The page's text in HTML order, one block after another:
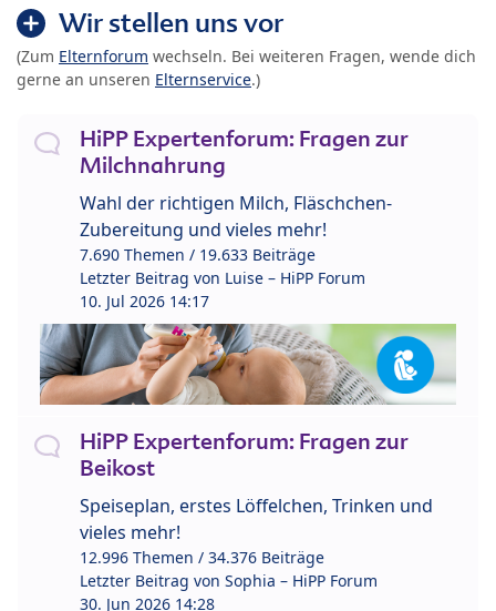
Wir stellen uns vor
(Zum Elternforum wechseln. Bei weiteren Fragen, wende dich
gerne an unseren Elternservice.)
HiPP Expertenforum: Fragen zur
Milchnahrung
Wahl der richtigen Milch, Fläschchen-
Zubereitung und vieles mehr!
7.690 Themen / 19.633 Beiträge
Letzter Beitrag von Luise – HiPP Forum
10. Jul 2026 14:17
HiPP Expertenforum: Fragen zur
Beikost
Speiseplan, erstes Löffelchen, Trinken und
vieles mehr!
12.996 Themen / 34.376 Beiträge
Letzter Beitrag von Sophia – HiPP Forum
30. Jun 2026 14:28